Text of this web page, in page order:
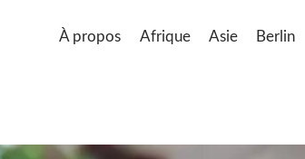
À propos Afrique Asie Berlin